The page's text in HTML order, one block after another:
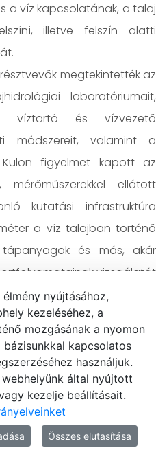
a víz kapcsolatának, a talaj
illetve felszín alatti
megtekintették az
laboratóriumait,
víztartó és vízvezető
módszereit, valamint a
Külön figyelmet kapott az
ellátott
kutatási infrastruktúra
a víz talajban történő
és más, akár
vizsgálatát
szemlével folytatódott a
(HOAL) mintegy 66
területén. A résztvevők
területek
és felszín alatti
lefolyási folyamatoknak a
az alkalmazott
nyújtásához,
kezeléséhez, a
mozgásának a nyomon
bázisunkkal kapcsolatos
használjuk.
által nyújtott
kezelje beállításait.
Összes elutasítása